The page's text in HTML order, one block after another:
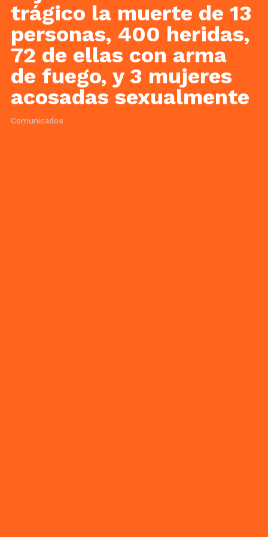
trágico la muerte de 13
personas, 400 heridas,
72 de ellas con arma
de fuego, y 3 mujeres
acosadas sexualmente
Comunicados